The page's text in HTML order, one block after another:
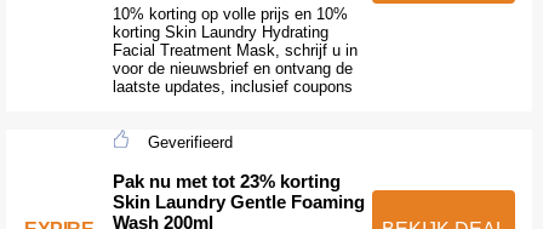
10% korting op volle prijs en 10%
korting Skin Laundry Hydrating
Facial Treatment Mask, schrijf u in
voor de nieuwsbrief en ontvang de
laatste updates, inclusief coupons
Geverifieerd
Pak nu met tot 23% korting
Skin Laundry Gentle Foaming
Wash 200ml